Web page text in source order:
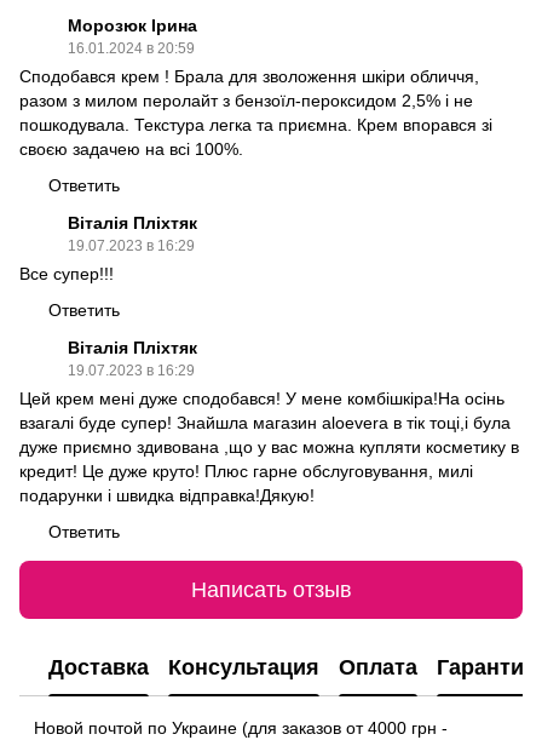
Морозюк Ірина
16.01.2024 в 20:59
Сподобався крем ! Брала для зволоження шкіри обличчя,
разом з милом перолайт з бензоїл-пероксидом 2,5% і не
пошкодувала. Текстура легка та приємна. Крем впорався зі
своєю задачею на всі 100%.
Ответить
Віталія Пліхтяк
19.07.2023 в 16:29
Все супер!!!
Ответить
Віталія Пліхтяк
19.07.2023 в 16:29
Цей крем мені дуже сподобався! У мене комбішкіра!На осінь
взагалі буде супер! Знайшла магазин aloevera в тік тоці,і була
дуже приємно здивована ,що у вас можна купляти косметику в
кредит! Це дуже круто! Плюс гарне обслуговування, милі
подарунки і швидка відправка!Дякую!
Ответить
Написать отзыв
Доставка Консультация Оплата Гарантия
Новой почтой по Украине (для заказов от 4000 грн -